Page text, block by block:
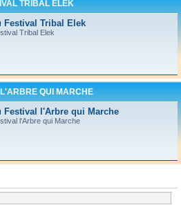
TRIBAL ELEK
Festival Tribal Elek
Tribal Elek
L'ARBRE QUI MARCHE
Festival l'Arbre qui Marche
l'Arbre qui Marche